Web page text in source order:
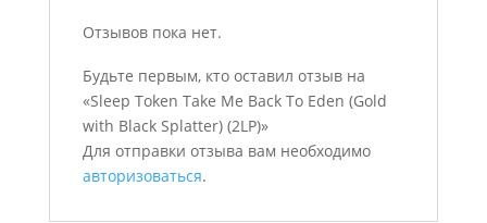
Отзывов пока нет.
Будьте первым, кто оставил отзыв на
«Sleep Token Take Me Back To Eden (Gold
with Black Splatter) (2LP)»
Для отправки отзыва вам необходимо
авторизоваться.